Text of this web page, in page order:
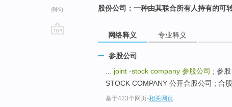
例句
股份公司：一种由其联合所有人持有的可
网络释义 专业释义
参股公司
joint -stock company 参股公司 ; 参
STOCK COMPANY 公开合股公司 ; 合股
基于423个网页-相关网页